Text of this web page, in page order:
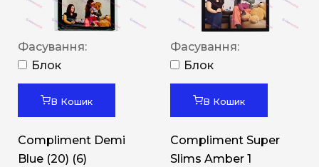
Фасування:
Блок
В Кошик
Compliment Demi
Blue (20) (6)
Фасування:
Блок
В Кошик
Compliment Super
Slims Amber 1